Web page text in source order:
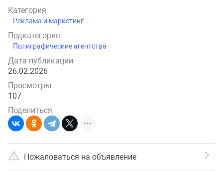
Категория
Реклама и маркетинг
Подкатегория
Полиграфические агентства
Дата публикации
26.02.2026
Просмотры
107
Поделиться
Пожаловаться на объявление